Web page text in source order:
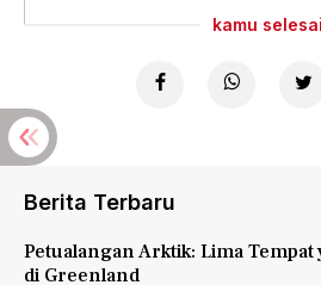
kamu selesai
Berita Terbaru
Petualangan Arktik: Lima Tempat
di Greenland